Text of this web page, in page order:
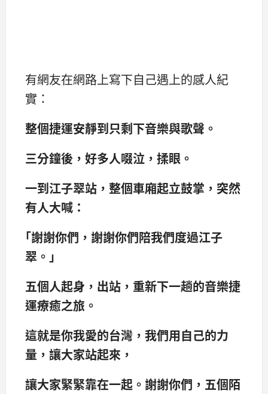
有網友在網路上寫下自己遇上的感人紀
實：
整個捷運安靜到只剩下音樂與歌聲。
三分鐘後，好多人啜泣，揉眼。
一到江子翠站，整個車廂起立鼓掌，突然
有人大喊：
｢謝謝你們，謝謝你們陪我們度過江子
翠。｣
五個人起身，出站，重新下一趟的音樂捷
運療癒之旅。
這就是你我愛的台灣，我們用自己的力
量，讓大家站起來，
讓大家緊緊靠在一起。謝謝你們，五個陌